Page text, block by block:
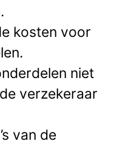
kosten voor
niet
verzekeraar
van de